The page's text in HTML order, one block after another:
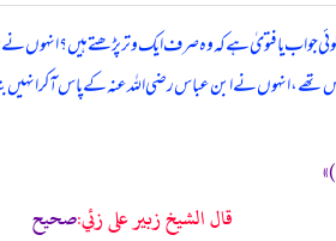
جواب یا فتویٰ ہے کہ وہ صرف ایک وتر پڑھتے ہیں؟
نے ابن عباس رضی اللہ عنہ کے پاس آ کر انہیں
قال الشيخ زبير على زئي:صحيح